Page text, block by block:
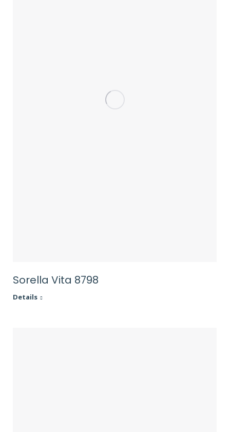
Sorella Vita 8798
Details